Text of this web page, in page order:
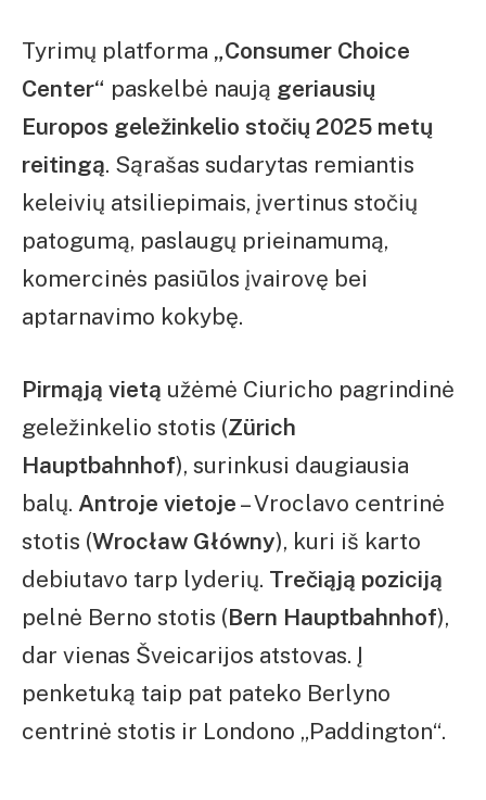
Tyrimų platforma „Consumer Choice
Center“ paskelbė naują geriausių
Europos geležinkelio stočių 2025 metų
reitingą. Sąrašas sudarytas remiantis
keleivių atsiliepimais, įvertinus stočių
patogumą, paslaugų prieinamumą,
komercinės pasiūlos įvairovę bei
aptarnavimo kokybę.
Pirmąją vietą užėmė Ciuricho pagrindinė
geležinkelio stotis (Zürich
Hauptbahnhof), surinkusi daugiausia
balų. Antroje vietoje – Vroclavo centrinė
stotis (Wrocław Główny), kuri iš karto
debiutavo tarp lyderių. Trečiąją poziciją
pelnė Berno stotis (Bern Hauptbahnhof),
dar vienas Šveicarijos atstovas. Į
penketuką taip pat pateko Berlyno
centrinė stotis ir Londono „Paddington“.